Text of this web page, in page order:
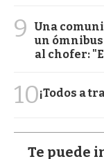
9
Una
un
al chofer:
10¡Todos a
Te puede